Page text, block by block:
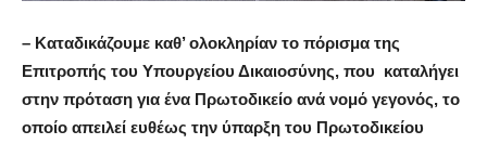
– Καταδικάζουμε καθ’ ολοκληρίαν το πόρισμα της
Επιτροπής του Υπουργείου Δικαιοσύνης, που καταλήγει
στην πρόταση για ένα Πρωτοδικείο ανά νομό γεγονός, το
οποίο απειλεί ευθέως την ύπαρξη του Πρωτοδικείου